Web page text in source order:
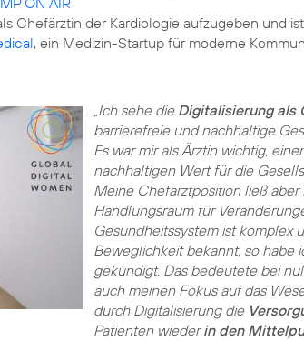
Chefärztin der Kardiologie aufzugeben und
, ein Medizin-Startup für moderne
„Ich sehe die Digitalisierung als
barrierefreie und nachhaltige
Es war mir als Ärztin wichtig,
nachhaltigen Wert für die
Meine Chefarztposition ließ aber
Handlungsraum für
Gesundheitssystem ist komplex
Beweglichkeit bekannt, so habe
gekündigt. Das bedeutete bei
auch meinen Fokus auf das
durch Digitalisierung die
Patienten wiederin den